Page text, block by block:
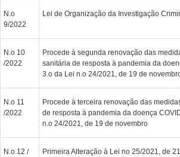
N.o
9/2022
Lei de Organização da Investigação
N.o 10
/2022
Procede à segunda renovação das
sanitária de resposta à pandemia da
3.o da Lei n.o 24/2021, de 19 de
N.o 11
/2022
Procede à terceira renovação das
de resposta à pandemia da doença
n.o 24/2021, de 19 de novembro
N.o 12 /
Primeira Alteração à Lei no 25/2021, de